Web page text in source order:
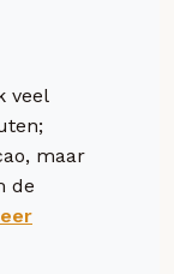
veel
maar
de